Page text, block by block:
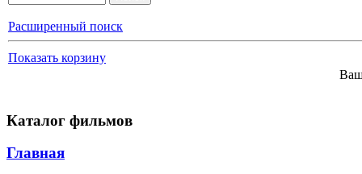
Расширенный поиск
Показать корзину
Каталог фильмов
Главная